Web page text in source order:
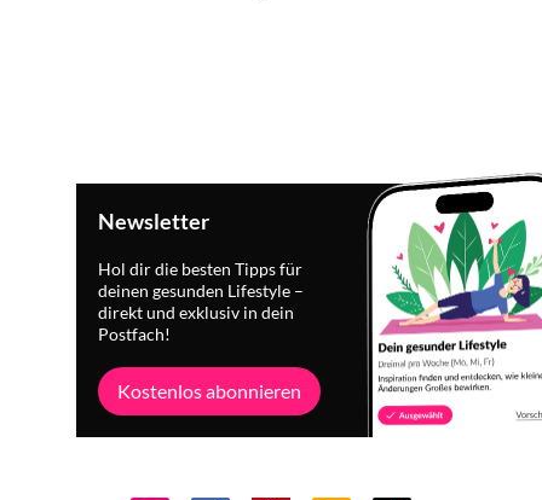
Newsletter
Hol dir die besten Tipps für
deinen gesunden Lifestyle –
direkt und exklusiv in dein
Postfach!
Kostenlos abonnieren